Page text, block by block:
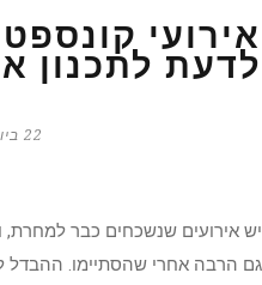
אירועי
לדעת לתכנון
22 ביוני 2026
יש אירועים שנשכחים כבר
גם הרבה אחרי שהסתיימו. ההבדל